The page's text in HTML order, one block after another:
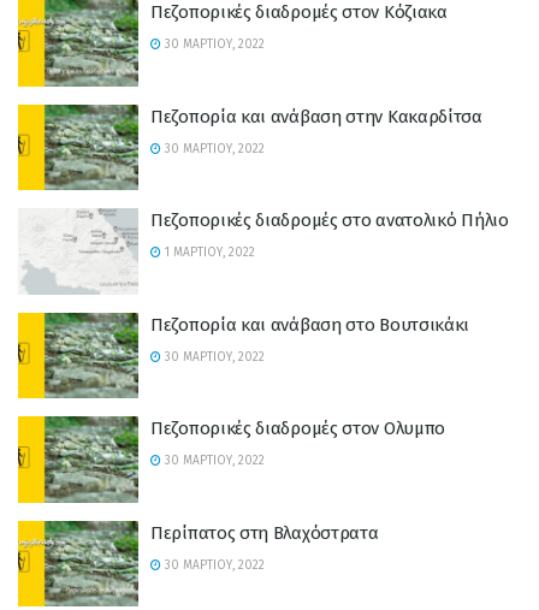
Πεζοπορικές διαδρομές στον Κόζιακα
30 ΜΑΡΤΊΟΥ, 2022
Πεζοπορία και ανάβαση στην Κακαρδίτσα
30 ΜΑΡΤΊΟΥ, 2022
Πεζοπορικές διαδρομές στο ανατολικό Πήλιο
1 ΜΑΡΤΊΟΥ, 2022
Πεζοπορία και ανάβαση στο Βουτσικάκι
30 ΜΑΡΤΊΟΥ, 2022
Πεζοπορικές διαδρομές στον Ολυμπο
30 ΜΑΡΤΊΟΥ, 2022
Περίπατος στη Βλαχόστρατα
30 ΜΑΡΤΊΟΥ, 2022